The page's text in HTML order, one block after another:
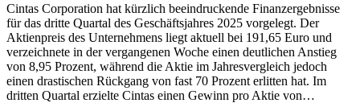
Cintas Corporation hat kürzlich beeindruckende Finanzergebnisse
für das dritte Quartal des Geschäftsjahres 2025 vorgelegt. Der
Aktienpreis des Unternehmens liegt aktuell bei 191,65 Euro und
verzeichnete in der vergangenen Woche einen deutlichen Anstieg
von 8,95 Prozent, während die Aktie im Jahresvergleich jedoch
einen drastischen Rückgang von fast 70 Prozent erlitten hat. Im
dritten Quartal erzielte Cintas einen Gewinn pro Aktie von…